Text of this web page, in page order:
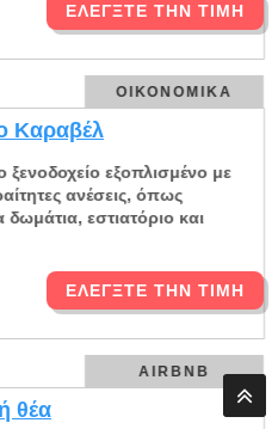
ΕΛΈΓΞΤΕ ΤΗΝ ΤΙΜΉ
ΟΙΚΟΝΟΜΙΚΆ
Καραβέλ
εξοπλισμένο με
ανέσεις, όπως
δωμάτια, εστιατόριο και
ΕΛΈΓΞΤΕ ΤΗΝ ΤΙΜΉ
AIRBNB
θέα